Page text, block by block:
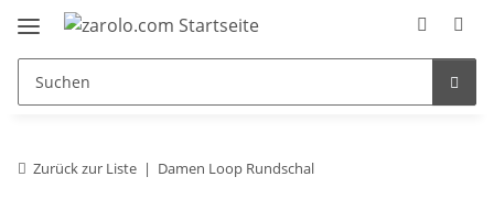
Zurück zur Liste Damen Loop Rundschal